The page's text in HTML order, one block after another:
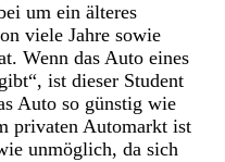
um ein älteres
viele Jahre sowie
Wenn das Auto eines
ist dieser Student
Auto so günstig wie
privaten Automarkt ist
unmöglich, da sich